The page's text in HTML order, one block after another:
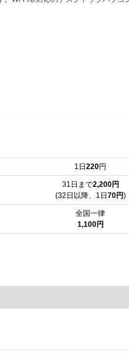
1日220円
31日まで2,200円
(32日以降、1日70円)
全国一律
1,100円